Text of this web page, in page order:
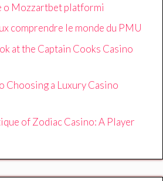
o Mozzartbet platformi
comprendre le monde du PMU
at the Captain Cooks Casino
Choosing a Luxury Casino
of Zodiac Casino: A Player